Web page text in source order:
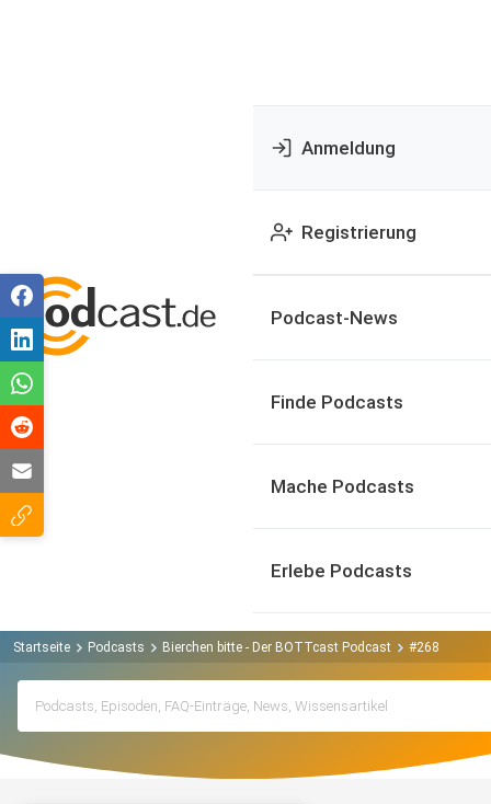
Anmeldung
Registrierung
Podcast-News
Finde Podcasts
Mache Podcasts
Erlebe Podcasts
Startseite Podcasts Bierchen bitte - Der BOTTcast Podcast #268 Alleine